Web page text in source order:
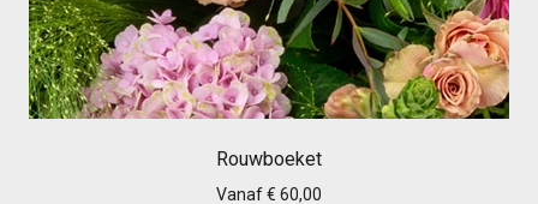
Rouwboeket
Vanaf € 60,00